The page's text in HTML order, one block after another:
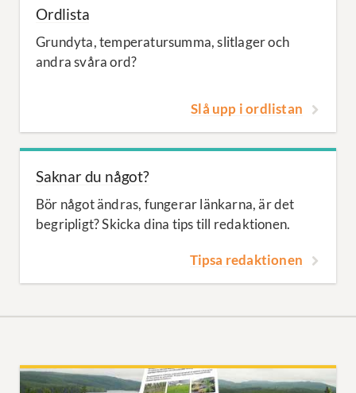
Ordlista
Grundyta, temperatursumma, slitlager och
andra svåra ord?
Slå upp i ordlistan
Saknar du något?
Bör något ändras, fungerar länkarna, är det
begripligt? Skicka dina tips till redaktionen.
Tipsa redaktionen